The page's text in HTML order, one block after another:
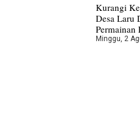
Kurangi
Desa Laru
Permainan
Minggu, 2